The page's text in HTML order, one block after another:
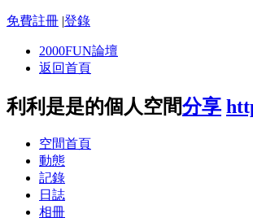
免費註冊 |登錄
2000FUN論壇
返回首頁
利利是是的個人空間分享
空間首頁
動態
記錄
日誌
相冊